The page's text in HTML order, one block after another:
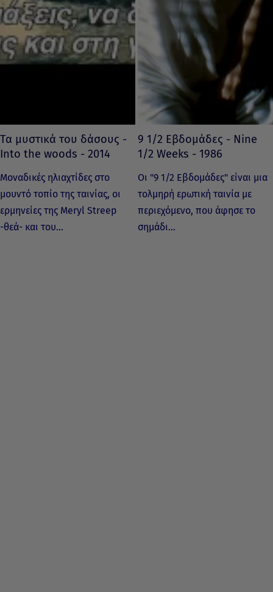
Τα μυστικά του δάσους -
Into the woods - 2014
Μοναδικές ηλιαχτίδες στο
μουντό τοπίο της ταινίας, οι
ερμηνείες της Meryl Streep
-θεά- και του…
9 1/2 Εβδομάδες - Nine
1/2 Weeks - 1986
Οι "9 1/2 Εβδομάδες" είναι μια
τολμηρή ερωτική ταινία με
περιεχόμενο, που άφησε το
σημάδι…